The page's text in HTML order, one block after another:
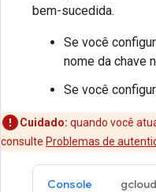
bem-sucedida.
Se você
nome da chave
Se você
Cuidado: quando você
consulte Problemas de
Console gcloud